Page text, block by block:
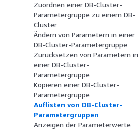
Zuordnen einer DB-Cluster-
Parametergruppe zu einem DB-
Cluster
Ändern von Parametern in einer
DB-Cluster-Parametergruppe
Zurücksetzen von Parametern in
einer DB-Cluster-
Parametergruppe
Kopieren einer DB-Cluster-
Parametergruppe
Auflisten von DB-Cluster-
Parametergruppen
Anzeigen der Parameterwerte